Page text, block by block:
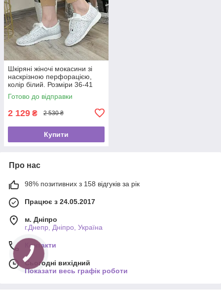
Шкіряні жіночі мокасини зі
наскрізною перфорацією,
колір білий. Розміри 36-41
Готово до відправки
2 129 ₴ 2 530 ₴
Купити
Про нас
98% позитивних з 158 відгуків за рік
Працює з 24.05.2017
м. Дніпро
г.Днепр, Дніпро, Україна
Контакти
Сьогодні вихідний
Показати весь графік роботи